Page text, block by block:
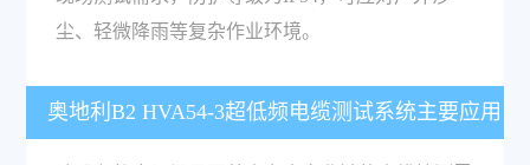
尘、轻微降雨等复杂作业环境。
奥地利B2 HVA54-3超低频电缆测试系统主要应用